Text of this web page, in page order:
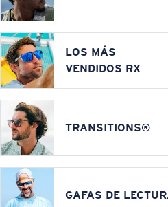
LOS MÁS
VENDIDOS RX
TRANSITIONS®
GAFAS DE